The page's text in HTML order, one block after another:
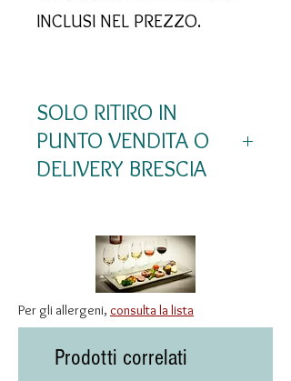
INCLUSI NEL PREZZO.
SOLO RITIRO IN
PUNTO VENDITA O
DELIVERY BRESCIA
questo prodotto non può
essere spedito. Lo puoi
ritirare presso il nostro punto
vendita di Brescia o
richiedere la consegna a
Per gli allergeni, consulta la lista
Prodotti correlati